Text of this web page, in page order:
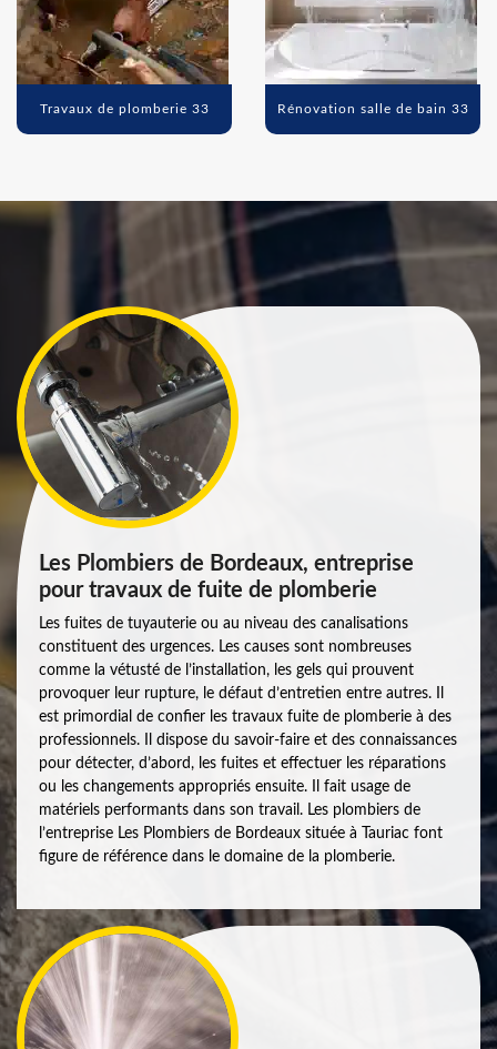
Travaux de plomberie 33 Rénovation salle de bain 33
Les Plombiers de Bordeaux, entreprise
pour travaux de fuite de plomberie
Les fuites de tuyauterie ou au niveau des canalisations
constituent des urgences. Les causes sont nombreuses
comme la vétusté de l’installation, les gels qui prouvent
provoquer leur rupture, le défaut d’entretien entre autres. Il
est primordial de confier les travaux fuite de plomberie à des
professionnels. Il dispose du savoir-faire et des connaissances
pour détecter, d’abord, les fuites et effectuer les réparations
ou les changements appropriés ensuite. Il fait usage de
matériels performants dans son travail. Les plombiers de
l’entreprise Les Plombiers de Bordeaux située à Tauriac font
figure de référence dans le domaine de la plomberie.